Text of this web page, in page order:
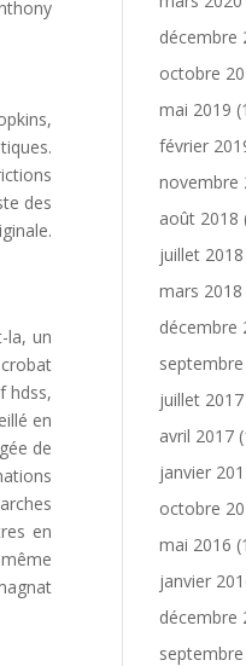
des
la, un
hdss,
en
de
en
décembre
octobre
mai 2019
février
novembre
août 2018
juillet 2018
mars 2018
décembre
juillet 2017
avril 2017
janvier
octobre
mai 2016
janvier
décembre